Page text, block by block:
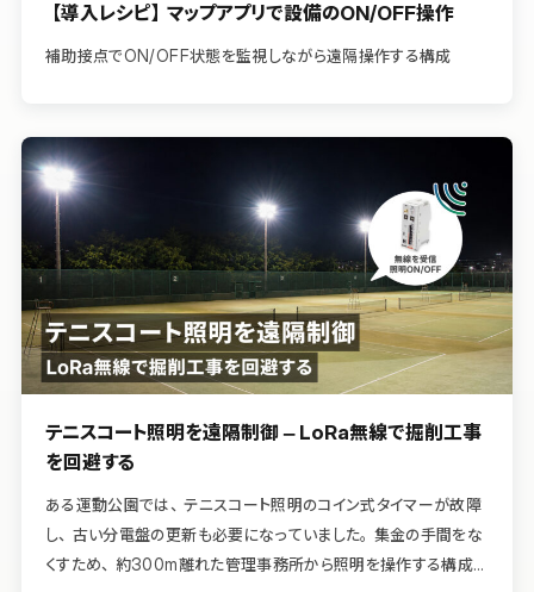
【導入レシピ】マップアプリで設備のON/OFF操作
補助接点でON/OFF状態を監視しながら遠隔操作する構成
テニスコート照明を遠隔制御 – LoRa無線で掘削工事
を回避する
ある運動公園では、テニスコート照明のコイン式タイマーが故障
し、古い分電盤の更新も必要になっていました。集金の手間をな
くすため、約300m離れた管理事務所から照明を操作する構成を